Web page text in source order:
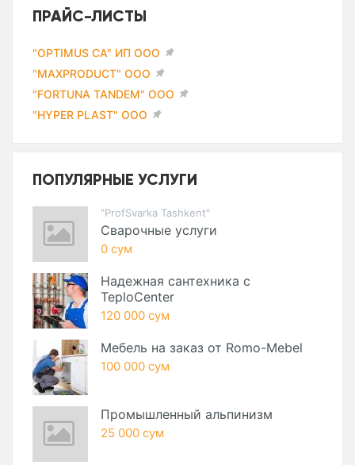
ПРАЙС-ЛИСТЫ
"OPTIMUS CA" ИП ООО
"MAXPRODUCT" ООО
"FORTUNA TANDEM" ООО
"HYPER PLAST" ООО
ПОПУЛЯРНЫЕ УСЛУГИ
"ProfSvarka Tashkent"
Сварочные услуги
0 сум
Надежная сантехника с
TeploCenter
120 000 сум
Мебель на заказ от Romo-Mebel
100 000 сум
Промышленный альпинизм
25 000 сум